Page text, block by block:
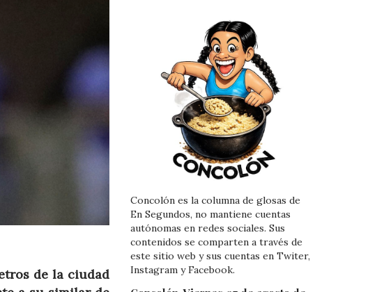
de la ciudad
Concolón es la columna de glosas de
En Segundos, no mantiene cuentas
autónomas en redes sociales. Sus
contenidos se comparten a través de
este sitio web y sus cuentas en Twiter,
Instagram y Facebook.